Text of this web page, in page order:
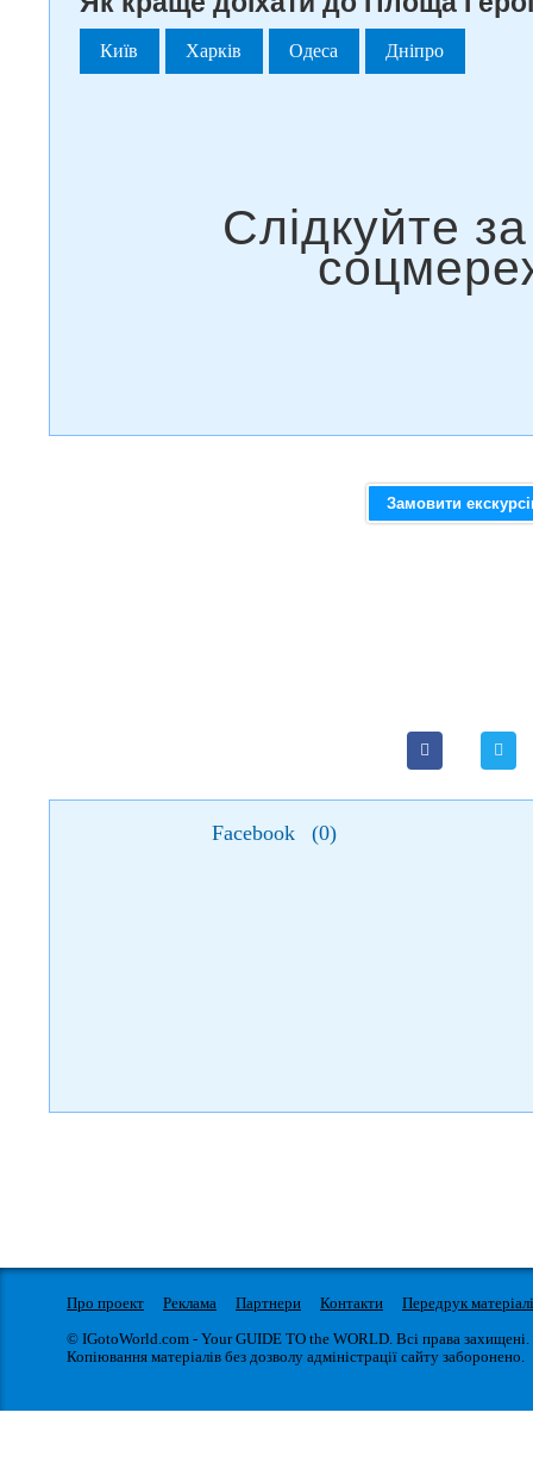
Київ Харків Одеса Дніпро
Замовити
Facebook (0)
Про проект Реклама Партнери Контакти
Передрук
© IGotoWorld.com - Your GUIDE TO the WORLD. Всі права захищені.
Копіювання матеріалів без дозволу адміністрації сайту заборонено.